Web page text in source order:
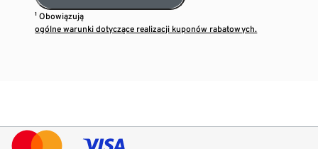
¹ Obowiązują
ogólne warunki dotyczące realizacji kuponów rabatowych.